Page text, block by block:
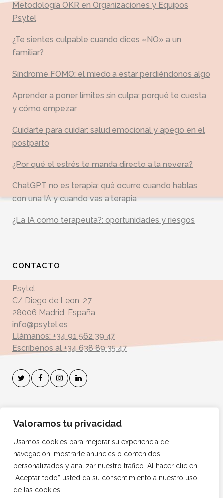
Valoramos tu privacidad
Usamos cookies para mejorar su experiencia de
navegación, mostrarle anuncios o contenidos
personalizados y analizar nuestro tráfico. Al hacer clic en
“Aceptar todo” usted da su consentimiento a nuestro uso
de las cookies.
Metodología OKR en Organizaciones y Equipos
Psytel
¿Te sientes culpable cuando dices «NO» a un
familiar?
Síndrome FOMO: el miedo a estar perdiéndonos algo
Aprender a poner límites sin culpa: porqué te cuesta
y cómo empezar
Cuidarte para cuidar: salud emocional y apego en el
postparto
¿Por qué el estrés te manda directo a la nevera?
ChatGPT no es terapia: qué ocurre cuando hablas
con una IA y cuando vas a terapia
¿La IA como terapeuta?: oportunidades y riesgos
CONTACTO
Psytel
C/ Diego de Leon, 27
28006 Madrid, España
info@psytel.es
Llámanos: +34 91 562 39 47
Escríbenos al +34 638 89 35 47